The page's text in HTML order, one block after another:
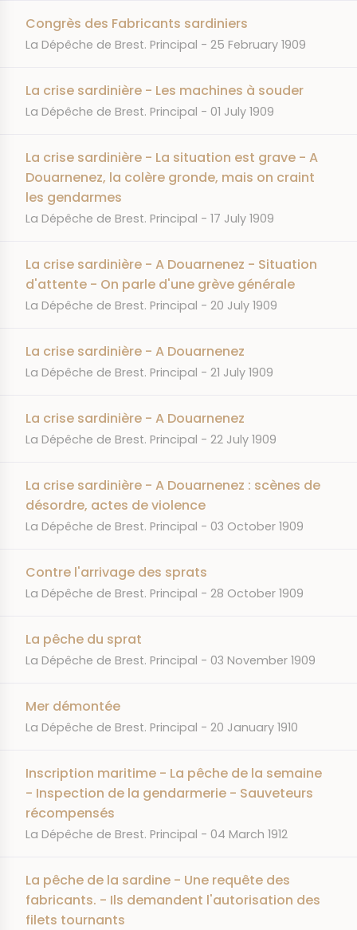
Congrès des Fabricants sardiniers
JOURNAL
La Dépêche de Brest. Principal DATE
25 February 1909
La crise sardinière - Les machines à souder
JOURNAL
La Dépêche de Brest. Principal DATE
01 July 1909
La crise sardinière - La situation est grave - A
Douarnenez, la colère gronde, mais on craint
les gendarmes
JOURNAL
La Dépêche de Brest. Principal DATE
17 July 1909
La crise sardinière - A Douarnenez - Situation
d'attente - On parle d'une grève générale
JOURNAL
La Dépêche de Brest. Principal DATE
20 July 1909
La crise sardinière - A Douarnenez
JOURNAL
La Dépêche de Brest. Principal DATE
21 July 1909
La crise sardinière - A Douarnenez
JOURNAL
La Dépêche de Brest. Principal DATE
22 July 1909
La crise sardinière - A Douarnenez : scènes de
désordre, actes de violence
JOURNAL
La Dépêche de Brest. Principal DATE
03 October 1909
Contre l'arrivage des sprats
JOURNAL
La Dépêche de Brest. Principal DATE
28 October 1909
La pêche du sprat
JOURNAL
La Dépêche de Brest. Principal DATE
03 November 1909
Mer démontée
JOURNAL
La Dépêche de Brest. Principal DATE
20 January 1910
Inscription maritime - La pêche de la semaine
- Inspection de la gendarmerie - Sauveteurs
récompensés
JOURNAL
La Dépêche de Brest. Principal DATE
04 March 1912
La pêche de la sardine - Une requête des
fabricants. - Ils demandent l'autorisation des
filets tournants